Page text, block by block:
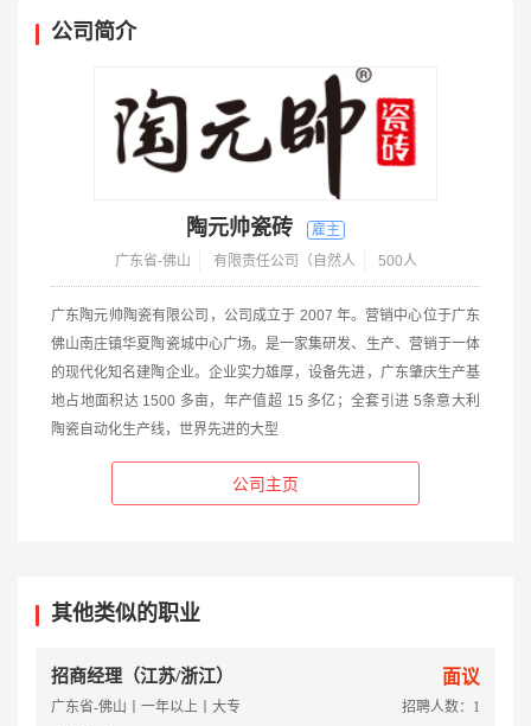
公司简介
陶元帅瓷砖
广东省-佛山 有限责任公司（自然人 500人
广东陶元帅陶瓷有限公司，公司成立于 2007 年。营销中心位于广东
佛山南庄镇华夏陶瓷城中心广场。是一家集研发、生产、营销于一体
的现代化知名建陶企业。企业实力雄厚，设备先进，广东肇庆生产基
地占地面积达 1500 多亩，年产值超 15 多亿；全套引进 5条意大利
陶瓷自动化生产线，世界先进的大型
公司主页
其他类似的职业
招商经理（江苏/浙江） 面议
广东省-佛山丨一年以上丨大专 招聘人数：1